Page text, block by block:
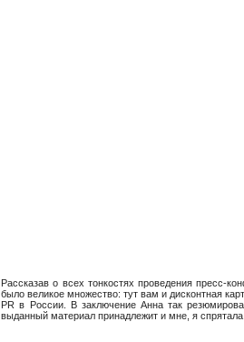
Рассказав о всех тонкостях проведения пресс-
было великое множество: тут вам и дисконтная
PR в России. В заключение Анна так
выданный материал принадлежит и мне, я